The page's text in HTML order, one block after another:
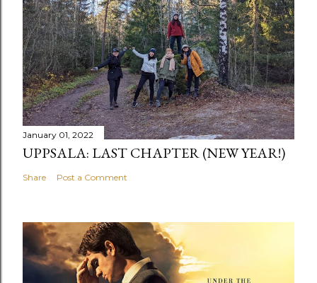
January 01, 2022
UPPSALA: LAST CHAPTER (NEW YEAR!)
Share Post a Comment